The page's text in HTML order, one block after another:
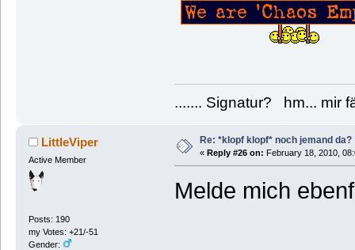
....... Signatur? hm... mir
LittleViper
Active Member
Posts: 190
my Votes: +21/-51
Gender:
Re: *klopf klopf* noch jemand da?
« Reply #26 on: February 18, 2010,
Melde mich